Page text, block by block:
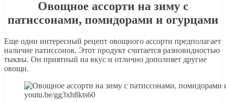
Овощное ассорти на зиму с
патиссонами, помидорами и огурцами
Еще один интересный рецепт овощного ассорти предполагает
наличие патиссонов. Этот продукт считается разновидностью
тыквы. Он приятный на вкус и отлично дополняет другие
овощи.
youtu.be/gg3xh8kts60